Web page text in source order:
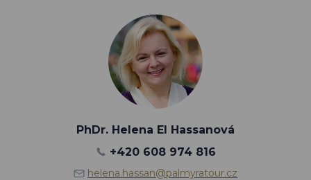
PhDr. Helena El Hassanová
+420 608 974 816
helena.hassan@palmyratour.cz